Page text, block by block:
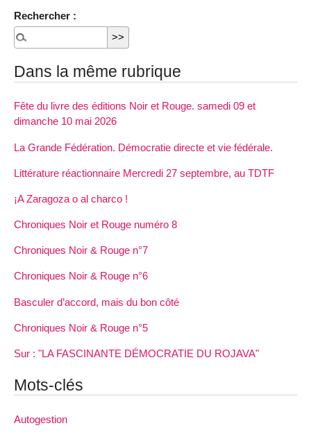
Rechercher :
Dans la même rubrique
Fête du livre des éditions Noir et Rouge. samedi 09 et
dimanche 10 mai 2026
La Grande Fédération. Démocratie directe et vie fédérale.
Littérature réactionnaire Mercredi 27 septembre, au TDTF
¡A Zaragoza o al charco !
Chroniques Noir et Rouge numéro 8
Chroniques Noir & Rouge n°7
Chroniques Noir & Rouge n°6
Basculer d’accord, mais du bon côté
Chroniques Noir & Rouge n°5
Sur : "LA FASCINANTE DÉMOCRATIE DU ROJAVA"
Mots-clés
Autogestion